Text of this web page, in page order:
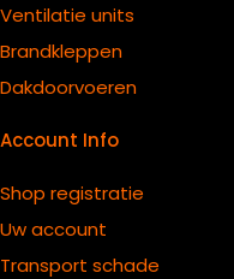
Ventilatie units
Brandkleppen
Dakdoorvoeren
Account Info
Shop registratie
Uw account
Transport schade